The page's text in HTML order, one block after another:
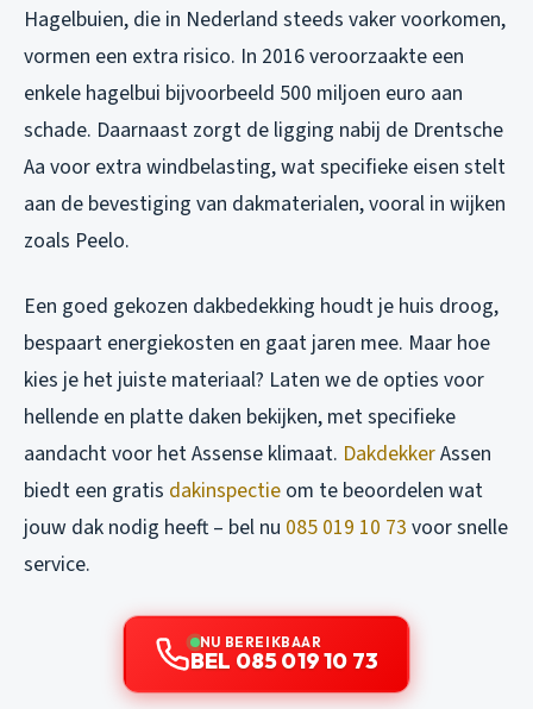
Hagelbuien, die in Nederland steeds vaker voorkomen,
vormen een extra risico. In 2016 veroorzaakte een
enkele hagelbui bijvoorbeeld 500 miljoen euro aan
schade. Daarnaast zorgt de ligging nabij de Drentsche
Aa voor extra windbelasting, wat specifieke eisen stelt
aan de bevestiging van dakmaterialen, vooral in wijken
zoals Peelo.
Een goed gekozen dakbedekking houdt je huis droog,
bespaart energiekosten en gaat jaren mee. Maar hoe
kies je het juiste materiaal? Laten we de opties voor
hellende en platte daken bekijken, met specifieke
aandacht voor het Assense klimaat. DakdekkerAssen
biedt een gratis dakinspectie om te beoordelen wat
jouw dak nodig heeft – bel nu 085 019 10 73 voor snelle
service.
NU BEREIKBAAR
BEL 085 019 10 73